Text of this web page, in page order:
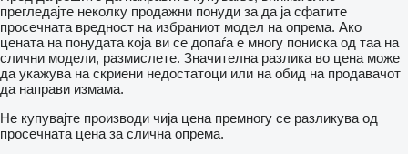
прегледајте неколку продажни понуди за да ја сфатите
просечната вредност на избраниот модел на опрема. Ако
цената на понудата која ви се допаѓа е многу пониска од таа на
слични модели, размислете. Значителна разлика во цена може
да укажува на скриени недостатоци или на обид на продавачот
да направи измама.
Не купувајте производи чија цена премногу се разликува од
просечната цена за слична опрема.